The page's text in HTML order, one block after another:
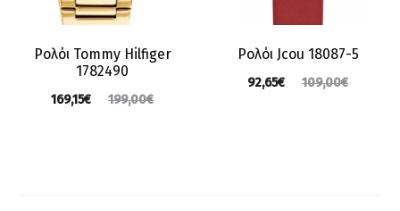
Ρολόι Tommy Hilfiger
1782490
199,00€
169,15€
Ρολόι Jcou 18087-5
109,00€
92,65€